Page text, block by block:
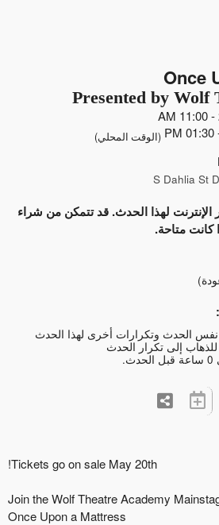
Once
Presented by Wolf
(الوقت المحلي)
الإنترنت لهذا الحدث. قد تتمكن من شراء
كانت متاحة.
نفس الحدث وتكرارات أخرى لهذا الحدث
للذهاب إلى تكرار الحدث
Tickets go on sale May 20th!
Join the Wolf Theatre Academy
Once Upon a Mattress